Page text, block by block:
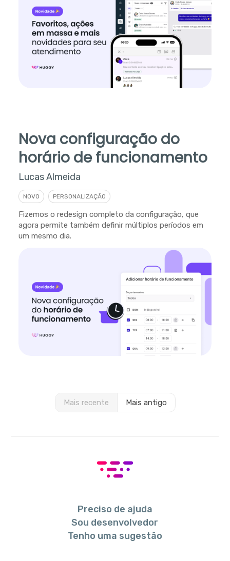
Nova configuração do
horário de funcionamento
Lucas Almeida
NOVO PERSONALIZAÇÃO
Fizemos o redesign completo da configuração, que
agora permite também definir múltiplos períodos em
um mesmo dia.
Mais recente Mais antigo
Preciso de ajuda
Sou desenvolvedor
Tenho uma sugestão